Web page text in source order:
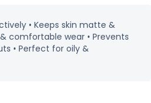
• Keeps skin matte &
comfortable wear • Prevents
• Perfect for oily &